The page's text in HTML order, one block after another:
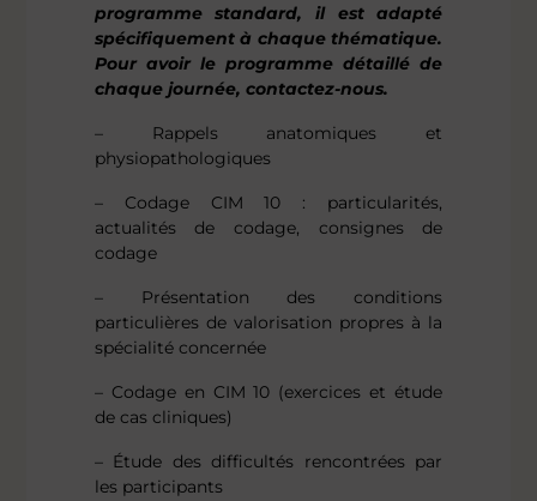
programme standard, il est adapté
spécifiquement à chaque thématique.
Pour avoir le programme détaillé de
chaque journée, contactez-nous.
– Rappels anatomiques et
physiopathologiques
– Codage CIM 10 : particularités,
actualités de codage, consignes de
codage
– Présentation des conditions
particulières de valorisation propres à la
spécialité concernée
– Codage en CIM 10 (exercices et étude
de cas cliniques)
– Étude des difficultés rencontrées par
les participants